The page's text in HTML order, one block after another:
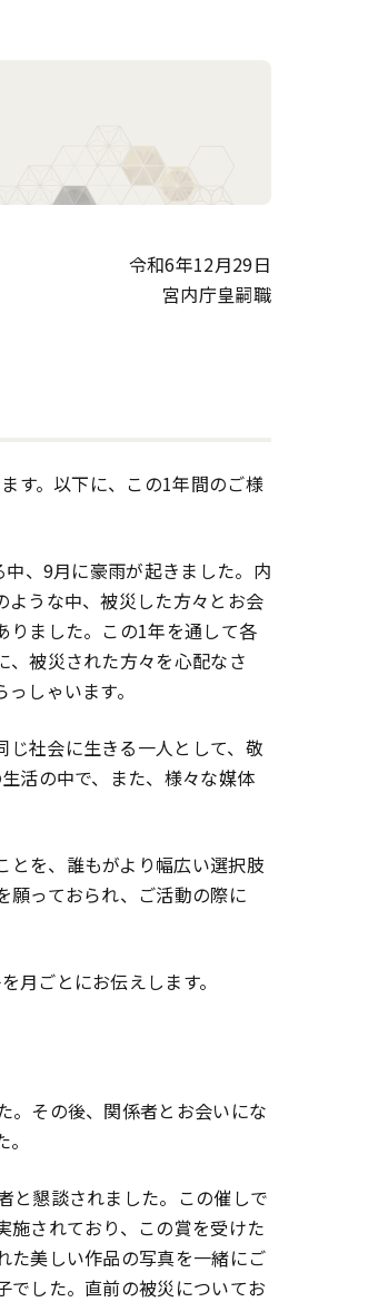
令和6年12月29日
宮内庁皇嗣職
す。以下に、この1年間のご様
、9月に豪雨が起きました。内
うな中、被災した方々とお会
りました。この1年を通して各
被災された方々を心配なさ
しゃいます。
社会に生きる一人として、敬
活の中で、また、様々な媒体
を、誰もがより幅広い選択肢
願っておられ、ご活動の際に
月ごとにお伝えします。
。その後、関係者とお会いにな
と懇談されました。この催しで
施されており、この賞を受けた
た美しい作品の写真を一緒にご
でした。直前の被災についてお